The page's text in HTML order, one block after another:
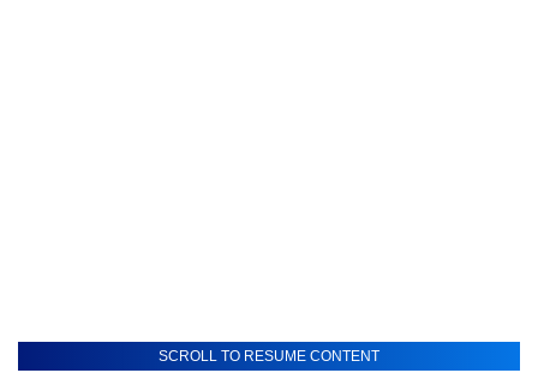
SCROLL TO RESUME CONTENT